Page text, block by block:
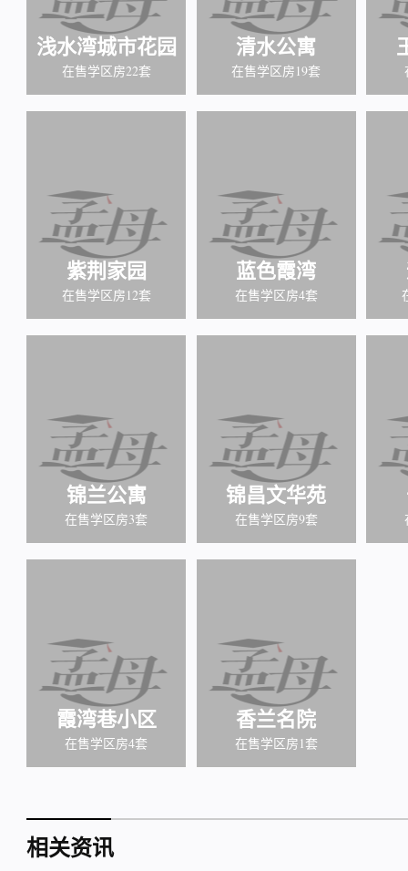
浅水湾城市花园
在售学区房22套
清水公寓
在售学区房19套
紫荆家园
在售学区房12套
蓝色霞湾
在售学区房4套
锦兰公寓
在售学区房3套
锦昌文华苑
在售学区房9套
霞湾巷小区
在售学区房4套
香兰名院
在售学区房1套
相关资讯